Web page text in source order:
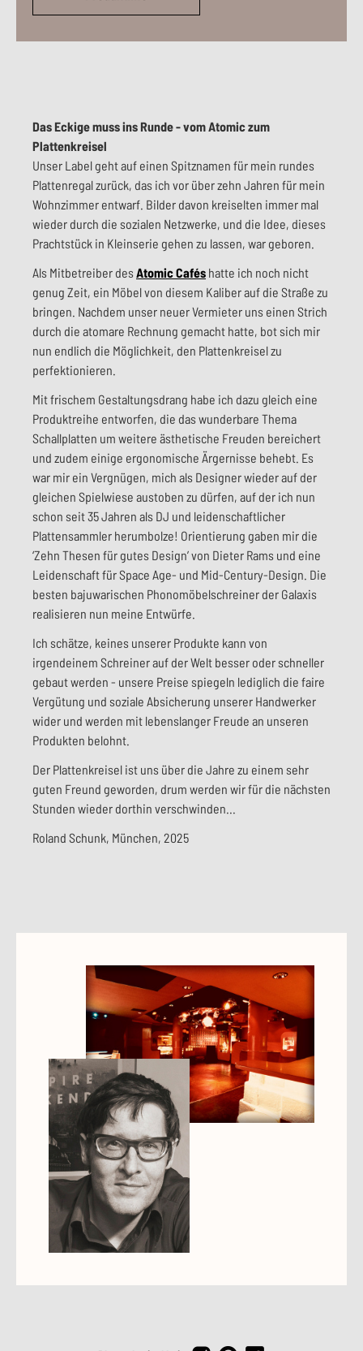
Das Eckige muss ins Runde - vom Atomic zum
Plattenkreisel
Unser Label geht auf einen Spitznamen für mein rundes
Plattenregal zurück, das ich vor über zehn Jahren für mein
Wohnzimmer entwarf. Bilder davon kreiselten immer mal
wieder durch die sozialen Netzwerke, und die Idee, dieses
Prachtstück in Kleinserie gehen zu lassen, war geboren.
Als Mitbetreiber des Atomic Cafés hatte ich noch nicht
genug Zeit, ein Möbel von diesem Kaliber auf die Straße zu
bringen. Nachdem unser neuer Vermieter uns einen Strich
durch die atomare Rechnung gemacht hatte, bot sich mir
nun endlich die Möglichkeit, den Plattenkreisel zu
perfektionieren.
Mit frischem Gestaltungsdrang habe ich dazu gleich eine
Produktreihe entworfen, die das wunderbare Thema
Schallplatten um weitere ästhetische Freuden bereichert
und zudem einige ergonomische Ärgernisse behebt. Es
war mir ein Vergnügen, mich als Designer wieder auf der
gleichen Spielwiese austoben zu dürfen, auf der ich nun
schon seit 35 Jahren als DJ und leidenschaftlicher
Plattensammler herumbolze! Orientierung gaben mir die
‘Zehn Thesen für gutes Design’ von Dieter Rams und eine
Leidenschaft für Space Age- und Mid-Century-Design. Die
besten bajuwarischen Phonomöbelschreiner der Galaxis
realisieren nun meine Entwürfe.
Ich schätze, keines unserer Produkte kann von
irgendeinem Schreiner auf der Welt besser oder schneller
gebaut werden - unsere Preise spiegeln lediglich die faire
Vergütung und soziale Absicherung unserer Handwerker
wider und werden mit lebenslanger Freude an unseren
Produkten belohnt.
Der Plattenkreisel ist uns über die Jahre zu einem sehr
guten Freund geworden, drum werden wir für die nächsten
Stunden wieder dorthin verschwinden...
Roland Schunk, München, 2025